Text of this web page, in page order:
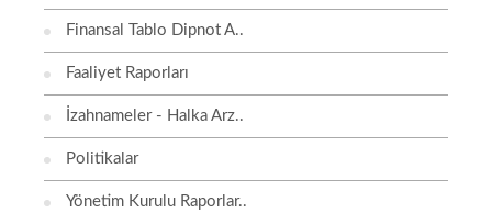
Finansal Tablo Dipnot A..
Faaliyet Raporları
İzahnameler - Halka Arz..
Politikalar
Yönetim Kurulu Raporlar..